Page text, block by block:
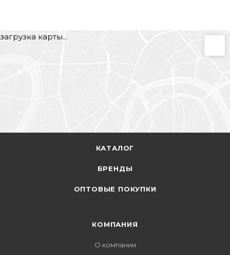
загрузка карты...
КАТАЛОГ
БРЕНДЫ
ОПТОВЫЕ ПОКУПКИ
КОМПАНИЯ
О компании